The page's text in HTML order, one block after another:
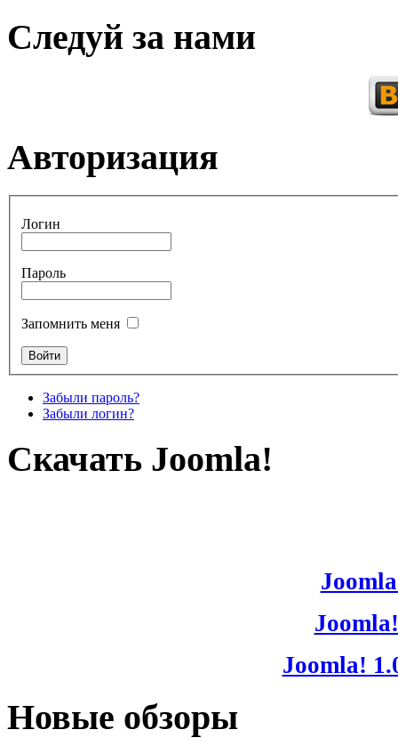
Следуй за нами
Авторизация
Логин
Пароль
Запомнить меня
Забыли пароль?
Забыли логин?
Скачать Joomla!
Joomla!
Новые обзоры